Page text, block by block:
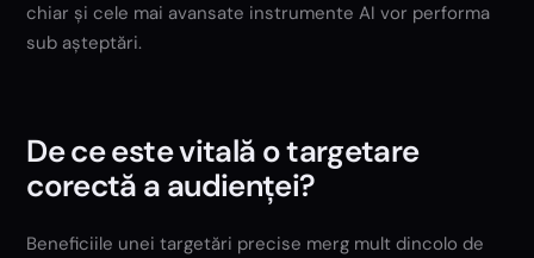
chiar și cele mai avansate instrumente AI vor performa
sub așteptări.
De ce este vitală o targetare
corectă a audienței?
Beneficiile unei targetări precise merg mult dincolo de